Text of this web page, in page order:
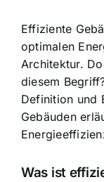
Effiziente
optimalen
Architektur.
diesem
Definition und
Gebäuden
Was ist